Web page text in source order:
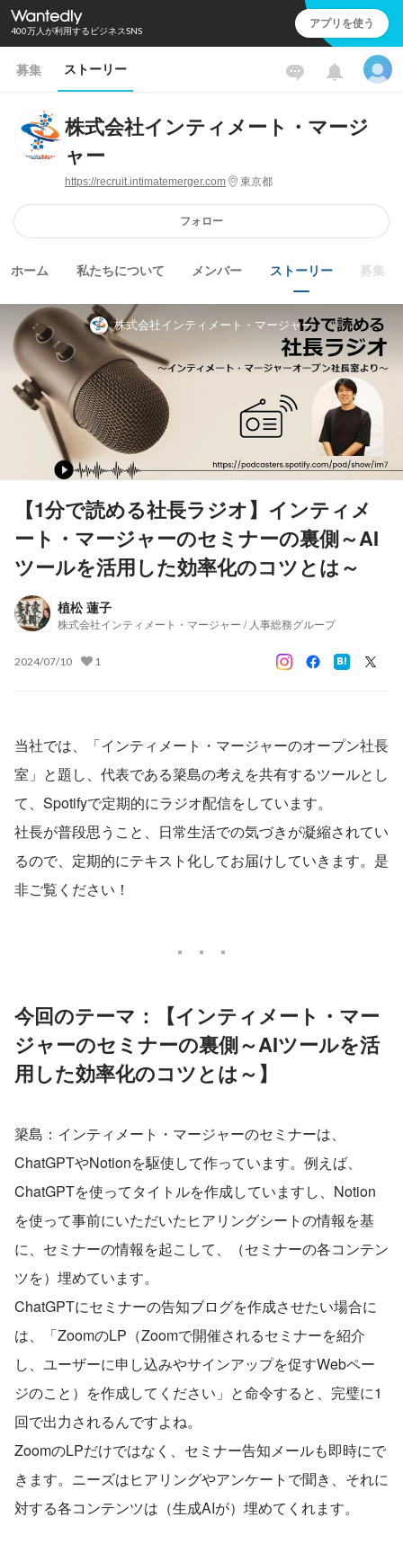
400万人が利用するビジネスSNS アプリを使う
募集 ストーリー
株式会社インティメート・マージ
ャー
https://recruit.intimatemerger.com 東京都
フォロー
ホーム 私たちについて メンバー ストーリー 募集
株式会社インティメート・マージャー
【1分で読める社長ラジオ】インティメ
ート・マージャーのセミナーの裏側～AI
ツールを活用した効率化のコツとは～
植松 蓮子
株式会社インティメート・マージャー / 人事総務グループ
2024/07/10 1
当社では、「インティメート・マージャーのオープン社長
室」と題し、代表である簗島の考えを共有するツールとし
て、Spotifyで定期的にラジオ配信をしています。
社長が普段思うこと、日常生活での気づきが凝縮されてい
るので、定期的にテキスト化してお届けしていきます。是
非ご覧ください！
今回のテーマ：【インティメート・マー
ジャーのセミナーの裏側～AIツールを活
用した効率化のコツとは～】
簗島：インティメート・マージャーのセミナーは、
ChatGPTやNotionを駆使して作っています。例えば、
ChatGPTを使ってタイトルを作成していますし、Notion
を使って事前にいただいたヒアリングシートの情報を基
に、セミナーの情報を起こして、（セミナーの各コンテン
ツを）埋めています。
ChatGPTにセミナーの告知ブログを作成させたい場合に
は、「ZoomのLP（Zoomで開催されるセミナーを紹介
し、ユーザーに申し込みやサインアップを促すWebペー
ジのこと）を作成してください」と命令すると、完璧に1
回で出力されるんですよね。
ZoomのLPだけではなく、セミナー告知メールも即時にで
きます。ニーズはヒアリングやアンケートで聞き、それに
対する各コンテンツは（生成AIが）埋めてくれます。